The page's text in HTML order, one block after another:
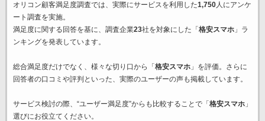
オリコン顧客満足度調査では、実際にサービスを利用した1,750人にアンケ
ート調査を実施。
満足度に関する回答を基に、調査企業23社を対象にした「 格安スマホ」ラ
ンキングを発表しています。
総合満足度だけでなく、様々な切り口から「 格安スマホ」を評価。さらに
回答者の口コミや評判といった、実際のユーザーの声も掲載しています。
サービス検討の際、“ユーザー満足度”からも比較することで「 格安スマホ」
選びにお役立てください。